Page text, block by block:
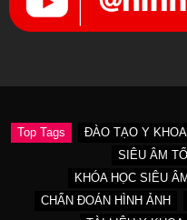
Top Tags ĐÀO TẠO Y
SIÊU ÂM
KHÓA HỌC SIÊU
CHẨN ĐOÁN HÌNH ẢNH